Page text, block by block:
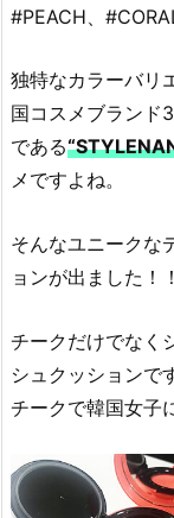
#PEACH、
独特なカラーバリ
国コスメブランド
である
メですよね。
そんなユニークな
ョンが出ました！！
チークだけでなく
シュクッションで
チークで韓国女子